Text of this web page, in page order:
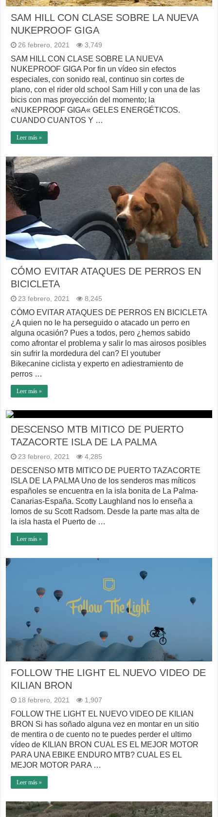
SAM HILL CON CLASE SOBRE LA NUEVA
NUKEPROOF GIGA
26 febrero, 2021 3,749
SAM HILL CON CLASE SOBRE LA NUEVA
NUKEPROOF GIGA Por fin un vídeo sin efectos
especiales, con sonido real, continuo sin cortes de
plano, con el rider old school Sam Hill y con una de las
bicis con mas proyección del momento; la
«NUKEPROOF GIGA« GELES ENERGÉTICOS.
CUANDO CUANTOS Y …
Leer más »
CÓMO EVITAR ATAQUES DE PERROS EN
BICICLETA
23 febrero, 2021 8,245
CÓMO EVITAR ATAQUES DE PERROS EN BICICLETA
¿A quien no le ha perseguido o atacado un perro en
alguna ocasión? Pues a todos, pero ¿hemos sabido
como afrontar el problema y salir lo mas airosos posibles
sin sufrir la mordedura del can? El youtuber
Bikecanine ciclista y experto en adiestramiento de
perros …
Leer más »
DESCENSO MTB MITICO DE PUERTO
TAZACORTE ISLA DE LA PALMA
23 febrero, 2021 4,285
DESCENSO MTB MITICO DE PUERTO TAZACORTE
ISLA DE LA PALMA Uno de los senderos mas míticos
españoles se encuentra en la isla bonita de La Palma-
Canarias-España. Scotty Laughland nos lo enseña a
lomos de su Scott Radsom. Desde la parte mas alta de
la isla hasta el Puerto de …
Leer más »
FOLLOW THE LIGHT EL NUEVO VIDEO DE
KILIAN BRON
18 febrero, 2021 1,907
FOLLOW THE LIGHT EL NUEVO VIDEO DE KILIAN
BRON Si has soñado alguna vez en montar en un sitio
de mentira o de cuento no te puedes perder el ultimo
vídeo de KILIAN BRON CUAL ES EL MEJOR MOTOR
PARA UNA EBIKE ENDURO MTB? CUAL ES EL
MEJOR MOTOR PARA …
Leer más »